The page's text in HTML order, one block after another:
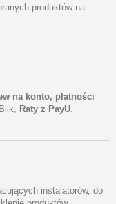
produktów na
na konto, płatności
Raty z PayU.
instalatorów, do